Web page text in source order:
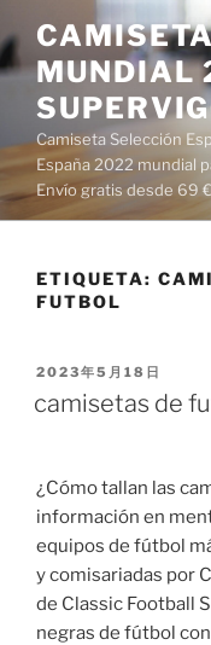
al
contenido
MUNDIAL
Camiseta Selección
España 2022 mundial
Envío gratis desde 69
ETIQUETA:
FUTBOL
PUBLICADO
2023年5月18日
camisetas de
¿Cómo tallan las
información en
equipos de fútbol
y comisariadas por
de Classic Football
negras de fútbol